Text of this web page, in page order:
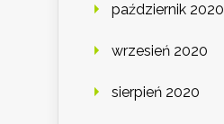
październik 2020
wrzesień 2020
sierpień 2020